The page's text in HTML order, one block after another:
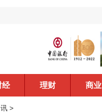
经 理财 商业
>